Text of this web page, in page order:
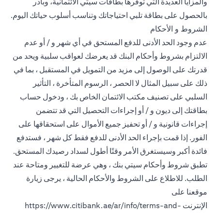
بالحصول على بطاقة تلبي احتياجاتك وتناسب أسلوب حياتك اليوم.
الشروط و الأحكام
عدم وجود الحد الأدنى للدفع المستحق في أي شهر و / أو عدم
الالتزام بشروط وأحكام البنك قد يعرضك لعواقب سلبية ويحد من
قدرتك على الوصول إلى مزيد من التمويل في المستقبل ، بما في
ذلك على سبيل المثال لا الحصر ، الرسوم المتأخرة ، التأثير
السلبي على تصنيف مكتب الائتمان الخاص بك ، ودخول حساب
بطاقتك إلى ديون و / أو إجراءات التحصيل التي قد تتضمن
إجراءات قانونية و / أو تحفيز جميع الأموال على استحقاقها على
الفور. إذا قمت بإجراء الحد الأدنى للدفع فقط كل شهر ، فستدفع
فائدة أكبر وسيستغرق الأمر وقتًا أطول لسداد رصيدك المستحق.
تطبق شروط وأحكام سيتي بنك ، وهي عرضة للتغيير ومتاحة عند
الطلب. للاطلاع على الشروط والأحكام الحالية ، يرجى زيارة
موقعنا على
الإنترنت https://www.citibank.ae/ar/info/terms-and-